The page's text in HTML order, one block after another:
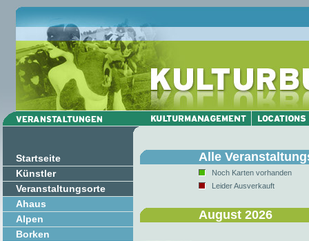
Startseite
Künstler
Veranstaltungsorte
Ahaus
Alpen
Borken
Alle
Noch Karten vorhanden
Leider Ausverkauft
August 2026